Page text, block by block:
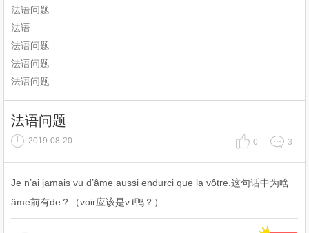
法语问题
法语
法语问题
法语问题
法语问题
法语问题
2019-08-20 0 3
Je n’ai jamais vu d’âme aussi endurci que la vôtre.这句话中为啥
âme前有de？（voir应该是v.t鸭？）